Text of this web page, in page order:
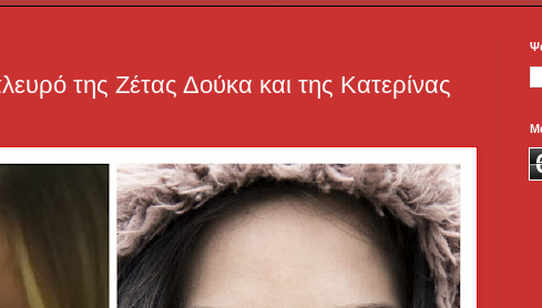
της Ζέτας Δούκα και της Κατερίνας